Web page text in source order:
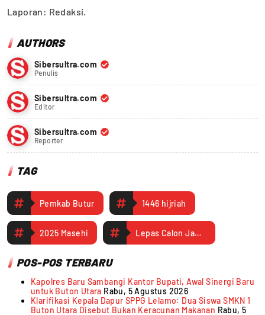
Laporan: Redaksi.
AUTHORS
Sibersultra.com
Penulis
Sibersultra.com
Editor
Sibersultra.com
Reporter
TAG
Pemkab Butur 1446 hijriah
2025 Masehi Lepas Calon Jamaah Haji
POS-POS TERBARU
Kapolres Baru Sambangi Kantor Bupati, Awal Sinergi Baru
untuk Buton Utara Rabu, 5 Agustus 2026
Klarifikasi Kepala Dapur SPPG Lelamo: Dua Siswa SMKN 1
Buton Utara Disebut Bukan Keracunan Makanan Rabu, 5